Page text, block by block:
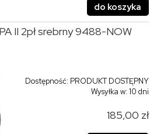
do koszyka
II 2pł srebrny 9488-NOW
Dostępność: PRODUKT DOSTĘPNY
Wysyłka w:10 dni
185,00 zł